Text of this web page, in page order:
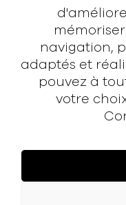
navigation,
adaptés et
pouvez à
votre